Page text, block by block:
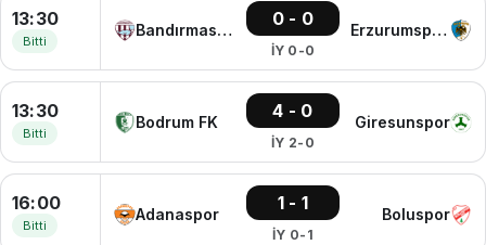
13:30
Bitti
Bandırmaspor
0 - 0
İY 0-0
Erzurumspor FK
13:30
Bitti
Bodrum FK
4 - 0
İY 2-0
Giresunspor
16:00
Bitti
Adanaspor
1 - 1
İY 0-1
Boluspor